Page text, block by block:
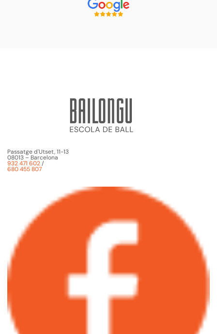
Passatge d'Utset, 11-13
08013 – Barcelona
932 471 602/
680 455 807